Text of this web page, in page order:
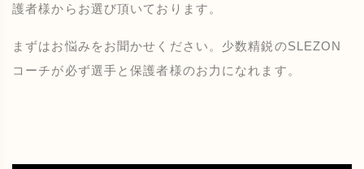
護者様からお選び頂いております。
まずはお悩みをお聞かせください。少数精鋭のSLEZON
コーチが必ず選手と保護者様のお力になれます。